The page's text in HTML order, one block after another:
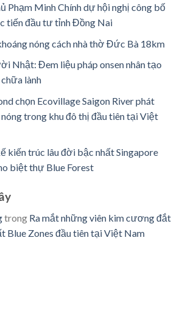
Phạm Minh Chính dự hội nghị công bố
tiến đầu tư tỉnh Đồng Nai
nóng cách nhà thờ Đức Bà 18km
Nhật: Đem liệu pháp onsen nhân tạo
lành
chọn Ecovillage Saigon River phát
trong khu đô thị đầu tiên tại Việt
kiến trúc lâu đời bậc nhất Singapore
biệt thự Blue Forest
trong Ra mắt những viên kim cương đắt
Blue Zones đầu tiên tại Việt Nam